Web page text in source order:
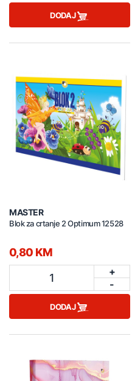
DODAJ
MASTER
Blok za crtanje 2 Optimum 12528
0,80 KM
1
+
-
DODAJ